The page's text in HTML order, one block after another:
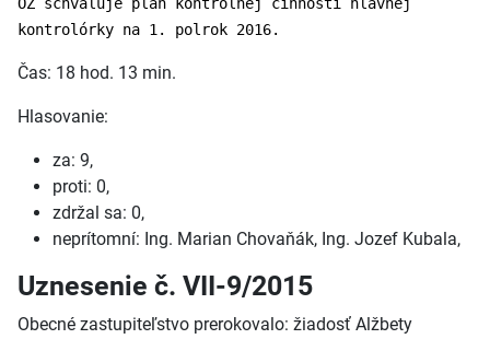
kontrolórky na 1. polrok 2016.
Čas: 18 hod. 13 min.
Hlasovanie:
za: 9,
proti: 0,
zdržal sa: 0,
neprítomní: Ing. Marian Chovaňák, Ing. Jozef Kubala,
Uznesenie č. VII-9/2015
Obecné zastupiteľstvo prerokovalo: žiadosť Alžbety